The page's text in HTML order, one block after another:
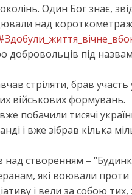
Один Бог знає,
над
під
стріляти, брав участь
військових формувань.
побачили тисячі
і вже зібрав кілька
створенням –
які воювали
і вели за собою